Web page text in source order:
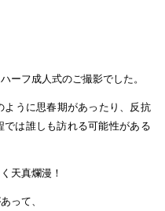
ーフ成人式のご撮影でした。
うに思春期があったり、反抗
は誰しも訪れる可能性がある
天真爛漫！
って、